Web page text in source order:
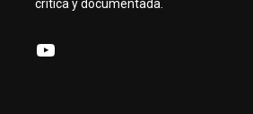
crítica y documentada.
YouTube